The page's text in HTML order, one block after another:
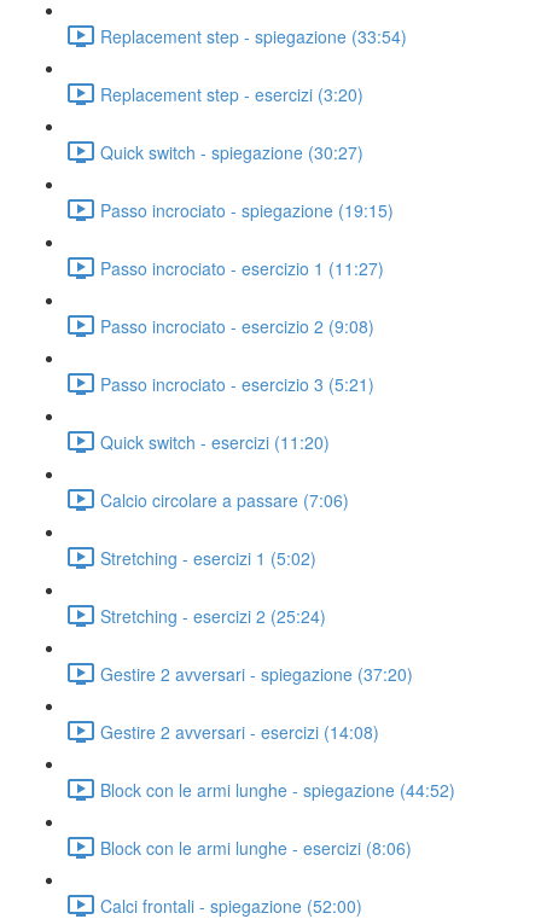
Replacement step - spiegazione (33:54)
Replacement step - esercizi (3:20)
Quick switch - spiegazione (30:27)
Passo incrociato - spiegazione (19:15)
Passo incrociato - esercizio 1 (11:27)
Passo incrociato - esercizio 2 (9:08)
Passo incrociato - esercizio 3 (5:21)
Quick switch - esercizi (11:20)
Calcio circolare a passare (7:06)
Stretching - esercizi 1 (5:02)
Stretching - esercizi 2 (25:24)
Gestire 2 avversari - spiegazione (37:20)
Gestire 2 avversari - esercizi (14:08)
Block con le armi lunghe - spiegazione (44:52)
Block con le armi lunghe - esercizi (8:06)
Calci frontali - spiegazione (52:00)